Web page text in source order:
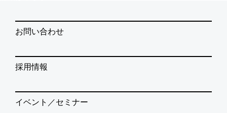
お問い合わせ
採用情報
イベント／セミナー